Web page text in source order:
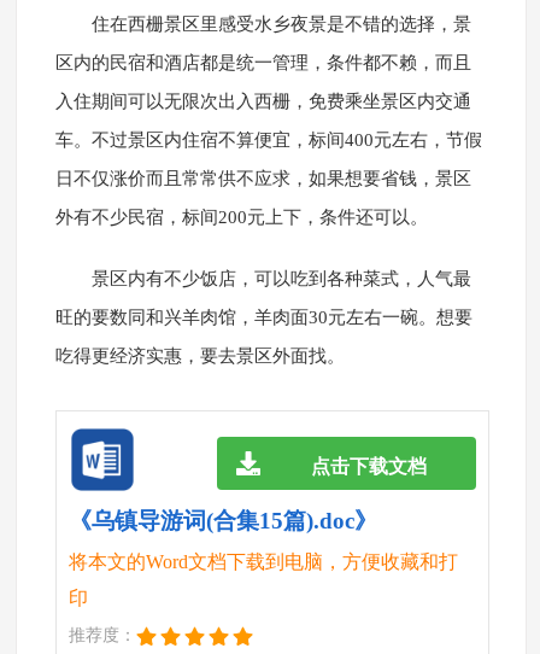
住在西栅景区里感受水乡夜景是不错的选择，景
区内的民宿和酒店都是统一管理，条件都不赖，而且
入住期间可以无限次出入西栅，免费乘坐景区内交通
车。不过景区内住宿不算便宜，标间400元左右，节假
日不仅涨价而且常常供不应求，如果想要省钱，景区
外有不少民宿，标间200元上下，条件还可以。
景区内有不少饭店，可以吃到各种菜式，人气最
旺的要数同和兴羊肉馆，羊肉面30元左右一碗。想要
吃得更经济实惠，要去景区外面找。
《乌镇导游词(合集15篇).doc》
将本文的Word文档下载到电脑，方便收藏和打
印
推荐度：
点击下载文档